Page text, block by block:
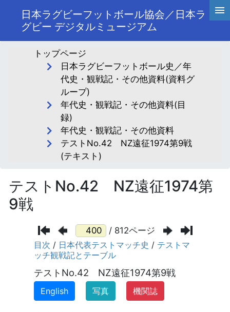
日本ラグビーフットボール協会／日本ラ
グビー デジタルミュージアム
トップページ
日本ラグビーフットボール史／年
代史・観戦記・その他資料(資料グ
ループ)
年代史・観戦記・その他資料(目
録)
年代史・観戦記・その他資料
テストNo.42 NZ遠征1974第9戦
(テキスト)
テストNo.42 NZ遠征1974第
9戦
/ 812ページ